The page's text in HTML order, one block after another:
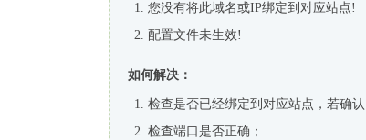
您没有将此域名或IP绑定到对应站点!
配置文件未生效!
如何解决：
检查是否已经绑定到对应站点，若确
检查端口是否正确；